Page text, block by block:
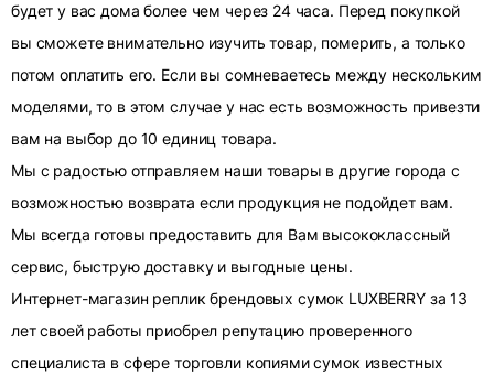
будет у вас дома более чем через 24 часа. Перед покупкой
вы сможете внимательно изучить товар, померить, а только
потом оплатить его. Если вы сомневаетесь между нескольким
моделями, то в этом случае у нас есть возможность привезти
вам на выбор до 10 единиц товара.
Мы с радостью отправляем наши товары в другие города с
возможностью возврата если продукция не подойдет вам.
Мы всегда готовы предоставить для Вам высококлассный
сервис, быструю доставку и выгодные цены.
Интернет-магазин реплик брендовых сумок LUXBERRY за 13
лет своей работы приобрел репутацию проверенного
специалиста в сфере торговли копиями сумок известных